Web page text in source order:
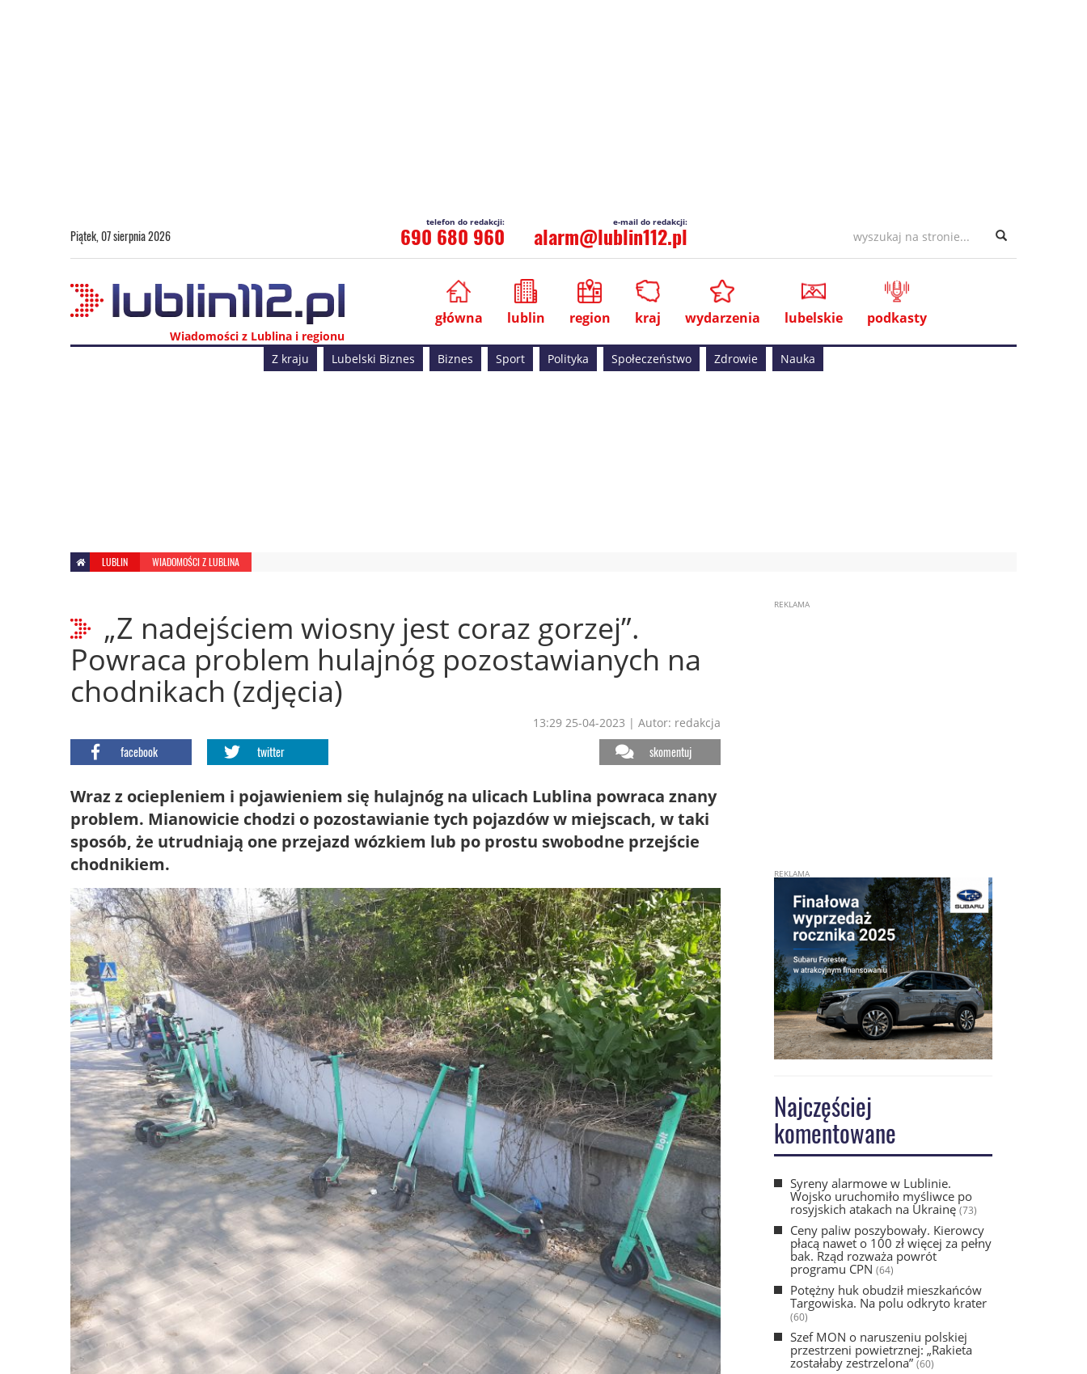
Piątek, 07 sierpnia 2026 690 680 960 alarm@lublin112.pl
Wiadomości z Lublina i regionu
główna lublin region kraj wydarzenia lubelskie podkasty
Z kraju Lubelski Biznes Biznes Sport Polityka Społeczeństwo Zdrowie Nauka
LUBLIN WIADOMOŚCI Z LUBLINA
„Z nadejściem wiosny jest coraz gorzej”.
Powraca problem hulajnóg pozostawianych na
chodnikach (zdjęcia)
13:29 25-04-2023 | Autor: redakcja
facebook twitter skomentuj
Wraz z ociepleniem i pojawieniem się hulajnóg na ulicach Lublina powraca znany
problem. Mianowicie chodzi o pozostawianie tych pojazdów w miejscach, w taki
sposób, że utrudniają one przejazd wózkiem lub po prostu swobodne przejście
chodnikiem.
Najczęściej
komentowane
Syreny alarmowe w Lublinie.
Wojsko uruchomiło myśliwce po
rosyjskich atakach na Ukrainę(73)
Ceny paliw poszybowały. Kierowcy
płacą nawet o 100 zł więcej za pełny
bak. Rząd rozważa powrót
programu CPN (64)
Potężny huk obudził mieszkańców
Targowiska. Na polu odkryto krater
(60)
Szef MON o naruszeniu polskiej
przestrzeni powietrznej: „Rakieta
zostałaby zestrzelona” (60)